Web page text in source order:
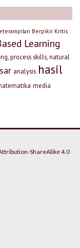
Berpikir Kritis
Learning
process skills, natural
analysis hasil
media
ShareAlike 4.0